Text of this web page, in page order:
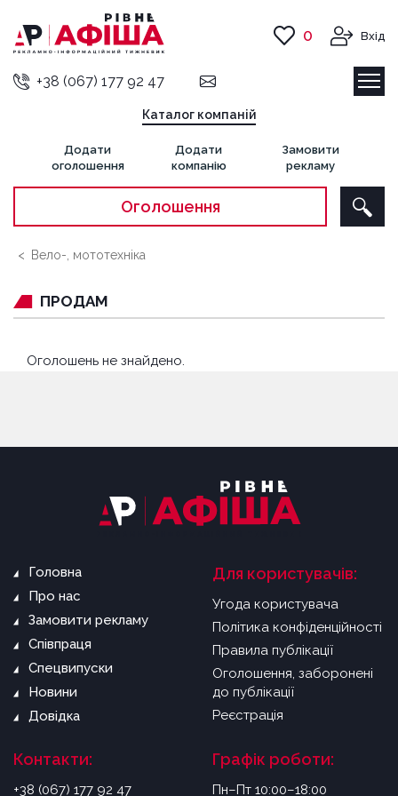
+38 (067) 177 92 47
Каталог компаній
Додати
оголошення
Додати
компанію
Замовити
рекламу
Оголошення
0 Вхід
Вело-, мототехніка
ПРОДАМ
Оголошень не знайдено.
Головна
Про нас
Замовити рекламу
Співпраця
Спецвипуски
Новини
Довідка
Для користувачів:
Угода користувача
Політика конфіденційності
Правила публікації
Оголошення, заборонені
до публікації
Реєстрація
Контакти:
+38 (067) 177 92 47
Графік роботи:
Пн–Пт 10:00–18:00